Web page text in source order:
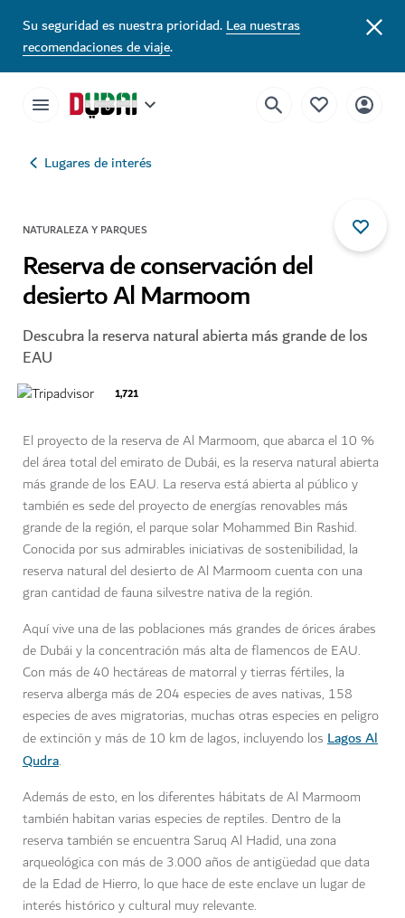
Su seguridad es nuestra prioridad.Lea nuestras
recomendaciones de viaje.
Lugares de interés
NATURALEZA Y PARQUES
Reserva de conservación del
desierto Al Marmoom
Descubra la reserva natural abierta más grande de los
EAU
1,721
El proyecto de la reserva de Al Marmoom, que abarca el 10 %
del área total del emirato de Dubái, es la reserva natural abierta
más grande de los EAU. La reserva está abierta al público y
también es sede del proyecto de energías renovables más
grande de la región, el parque solar Mohammed Bin Rashid.
Conocida por sus admirables iniciativas de sostenibilidad, la
reserva natural del desierto de Al Marmoom cuenta con una
gran cantidad de fauna silvestre nativa de la región.
Aquí vive una de las poblaciones más grandes de órices árabes
de Dubái y la concentración más alta de flamencos de EAU.
Con más de 40 hectáreas de matorral y tierras fértiles, la
reserva alberga más de 204 especies de aves nativas, 158
especies de aves migratorias, muchas otras especies en peligro
de extinción y más de 10 km de lagos, incluyendo los Lagos Al
Qudra.
Además de esto, en los diferentes hábitats de Al Marmoom
también habitan varias especies de reptiles. Dentro de la
reserva también se encuentra Saruq Al Hadid, una zona
arqueológica con más de 3.000 años de antigüedad que data
de la Edad de Hierro, lo que hace de este enclave un lugar de
interés histórico y cultural muy relevante.